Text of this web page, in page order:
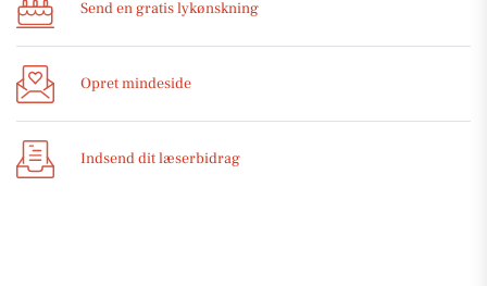
Send en gratis lykønskning
Opret mindeside
Indsend dit læserbidrag